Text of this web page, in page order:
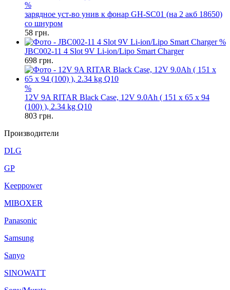
%
зарядное уст-во унив к фонар GH-SC01 (на 2 акб 18650)
со шнуром
58 грн.
%
JBC002-11 4 Slot 9V Li-ion/Lipo Smart Charger
698 грн.
%
12V 9A RITAR Black Case, 12V 9.0Ah ( 151 х 65 х 94
(100) ), 2.34 kg Q10
803 грн.
Производители
DLG
GP
Keeppower
MIBOXER
Panasonic
Samsung
Sanyo
SINOWATT